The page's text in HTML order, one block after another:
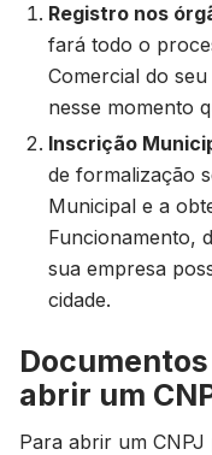
Registro nos
fará todo o
Comercial do
nesse momento
Inscrição
de formalização
Municipal e a
Funcionamento,
sua empresa
cidade.
abrir um
Para abrir um